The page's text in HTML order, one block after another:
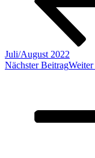
Juli/August 2022
Nächster BeitragWeiter